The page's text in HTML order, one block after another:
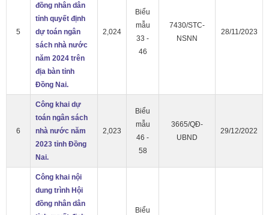
5
đồng nhân dân
tỉnh quyết định
dự toán ngân
sách nhà nước
năm 2024 trên
địa bàn tỉnh
Đồng Nai.
2,024
Biểu
mẫu
33 -
46
7430/STC-
NSNN
28/11/2023
6
Công khai dự
toán ngân sách
nhà nước năm
2023 tỉnh Đồng
Nai.
2,023
Biểu
mẫu
46 -
58
3665/QĐ-
UBND
29/12/2022
Công khai nội
dung trình Hội
đồng nhân dân
Biểu